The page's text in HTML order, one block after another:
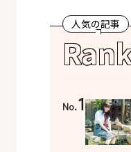
人気の記事
No.1